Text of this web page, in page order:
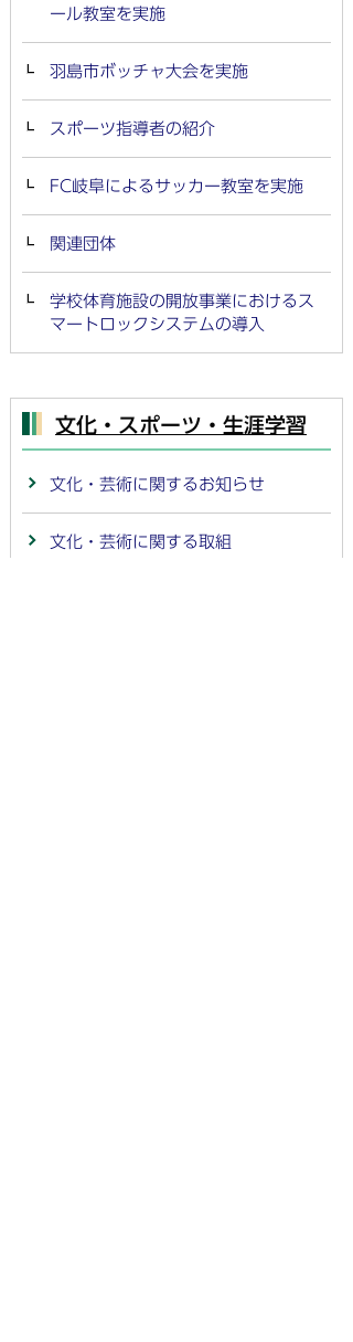
ール教室を実施
羽島市ボッチャ大会を実施
スポーツ指導者の紹介
FC岐阜によるサッカー教室を実施
関連団体
学校体育施設の開放事業におけるス
マートロックシステムの導入
文化・スポーツ・生涯学習
文化・芸術に関するお知らせ
文化・芸術に関する取組